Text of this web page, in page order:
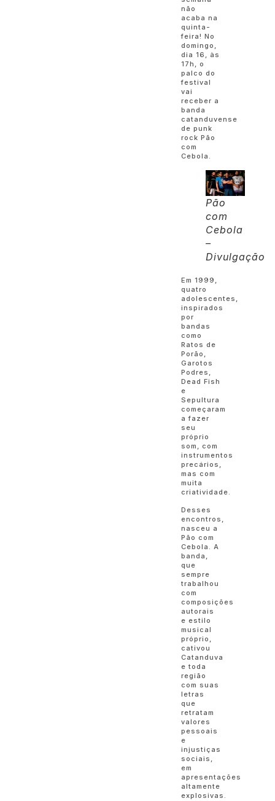
não
acaba na
quinta-
feira! No
domingo,
dia 16, às
17h, o
palco do
festival
vai
receber a
banda
catanduvense
de punk
rock Pão
com
Cebola.
Pão
com
Cebola
–
Divulgação
Em 1999,
quatro
adolescentes,
inspirados
por
bandas
como
Ratos de
Porão,
Garotos
Podres,
Dead Fish
e
Sepultura
começaram
a fazer
seu
próprio
som, com
instrumentos
precários,
mas com
muita
criatividade.
Desses
encontros,
nasceu a
Pão com
Cebola. A
banda,
que
sempre
trabalhou
com
composições
autorais
e estilo
musical
próprio,
cativou
Catanduva
e toda
região
com suas
letras
que
retratam
valores
pessoais
e
injustiças
sociais,
em
apresentações
altamente
explosivas.